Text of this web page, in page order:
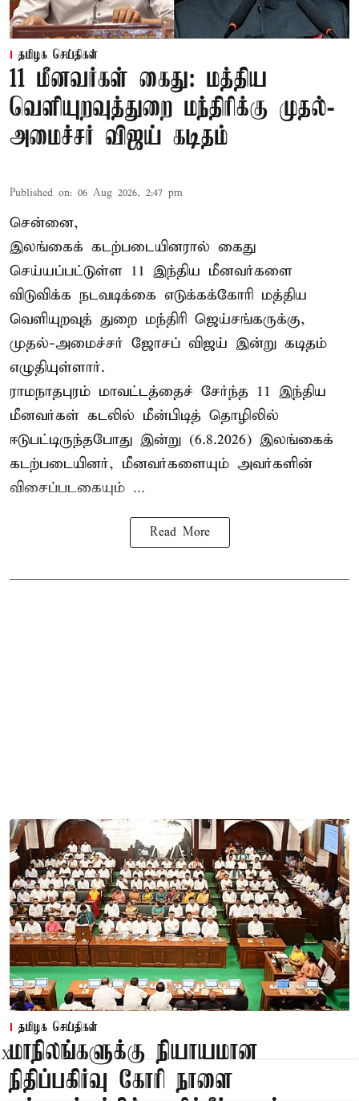
தமிழக செய்திகள்
11 மீனவர்கள் கைது: மத்திய
வெளியுறவுத்துறை மந்திரிக்கு முதல்-
அமைச்சர் விஜய் கடிதம்
Published on: 06 Aug 2026, 2:47 pm
சென்னை,
இலங்கைக் கடற்படையினரால் கைது
செய்யப்பட்டுள்ள 11 இந்திய மீனவர்களை
விடுவிக்க நடவடிக்கை எடுக்கக்கோரி மத்திய
வெளியுறவுத் துறை மந்திரி ஜெய்சங்கருக்கு,
முதல்-அமைச்சர் ஜோசப் விஜய் இன்று கடிதம்
எழுதியுள்ளார்.
ராமநாதபுரம் மாவட்டத்தைச் சேர்ந்த 11 இந்திய
மீனவர்கள் கடலில் மீன்பிடித் தொழிலில்
ஈடுபட்டிருந்தபோது இன்று (6.8.2026) இலங்கைக்
கடற்படையினர், மீனவர்களையும் அவர்களின்
விசைப்படகையும் ...
Read More
தமிழக செய்திகள்
மாநிலங்களுக்கு நியாயமான
நிதிப்பகிர்வு கோரி நாளை
X